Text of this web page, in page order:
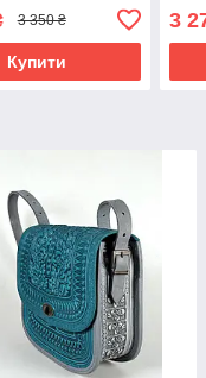
3 350 ₴
Купити
3